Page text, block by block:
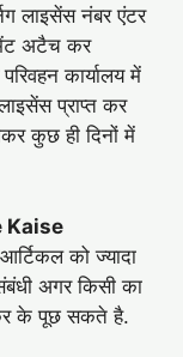
लाइसेंस नंबर एंटर
अटैच कर
कार्यालय में
प्राप्त कर
कुछ ही दिनों में
Kaise
को ज्यादा
अगर किसी का
के पूछ सकते है.